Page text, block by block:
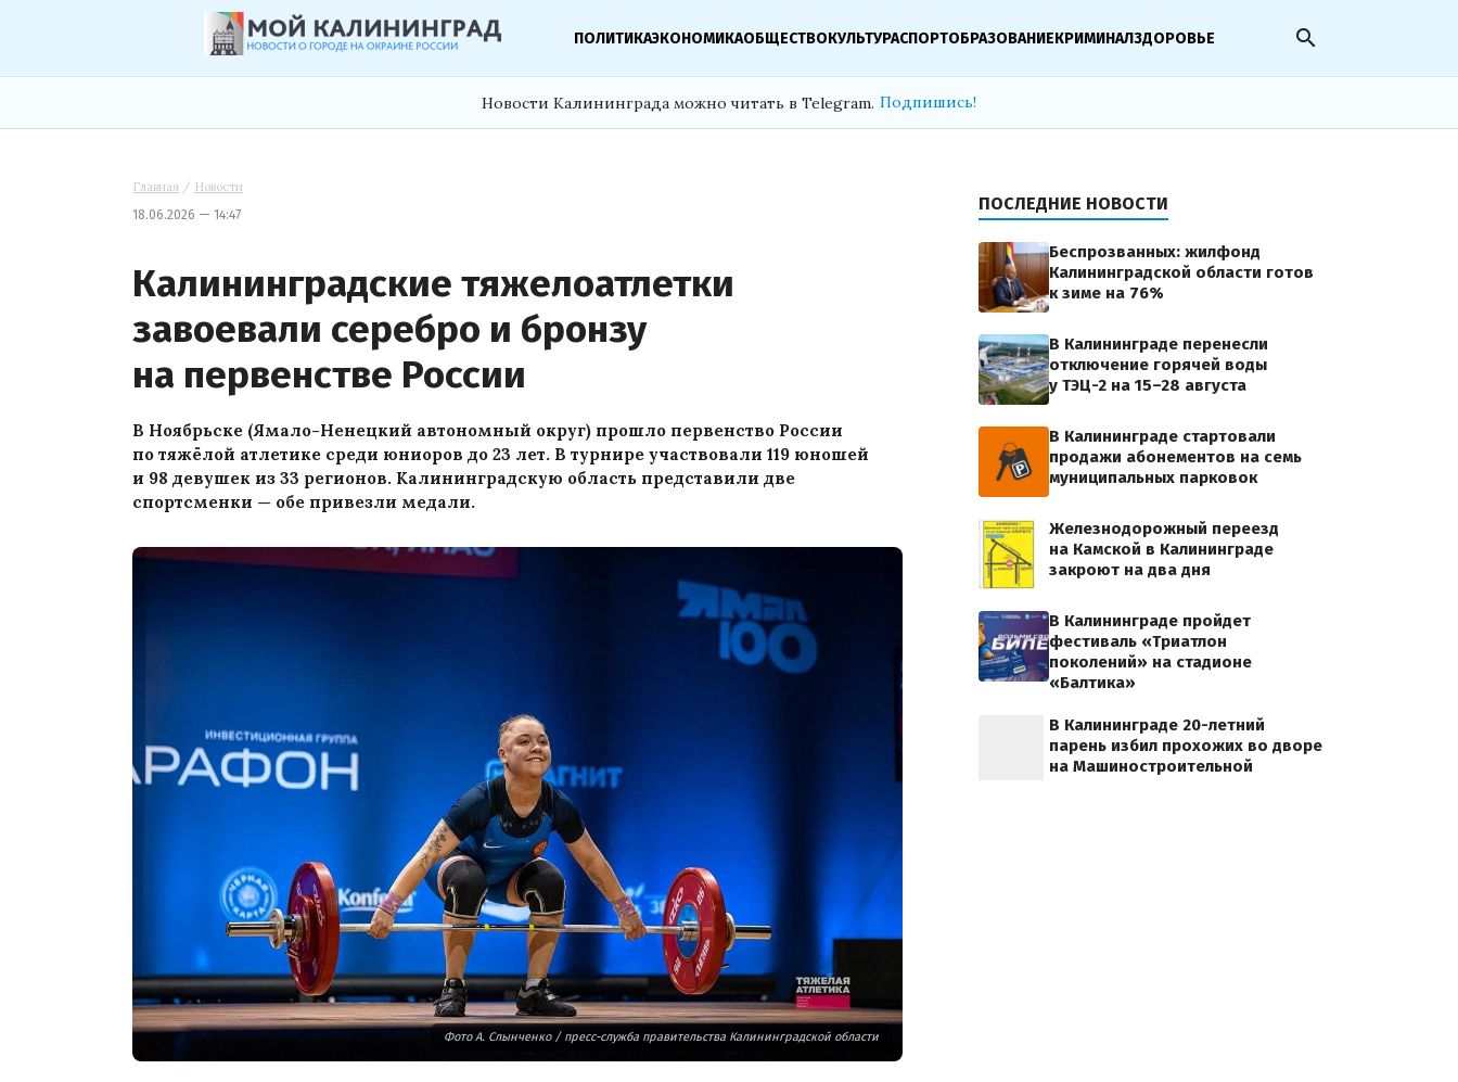
ПОЛИТИКАЭКОНОМИКАОБЩЕСТВОКУЛЬТУРАСПОРТОБРАЗОВАНИЕКРИМИНАЛЗДОРОВЬЕ search
Новости Калининграда можно читать в Telegram. Подпишись!
Главная / Новости
18.06.2026 — 14:47
Калининградские тяжелоатлетки
завоевали серебро и бронзу
на первенстве России
В Ноябрьске (Ямало-Ненецкий автономный округ) прошло первенство России
по тяжёлой атлетике среди юниоров до 23 лет. В турнире участвовали 119 юношей
и 98 девушек из 33 регионов. Калининградскую область представили две
спортсменки — обе привезли медали.
Фото А. Слынченко / пресс-служба правительства Калининградской области
ПОСЛЕДНИЕ НОВОСТИ
Беспрозванных: жилфонд
Калининградской области готов
к зиме на 76%
В Калининграде перенесли
отключение горячей воды
у ТЭЦ-2 на 15–28 августа
В Калининграде стартовали
продажи абонементов на семь
муниципальных парковок
Железнодорожный переезд
на Камской в Калининграде
закроют на два дня
В Калининграде пройдет
фестиваль «Триатлон
поколений» на стадионе
«Балтика»
В Калининграде 20-летний
парень избил прохожих во дворе
на Машиностроительной